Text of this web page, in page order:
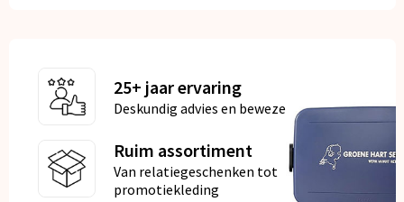
25+ jaar ervaring
Deskundig advies en bewezen kwaliteit
Ruim assortiment
Van relatiegeschenken tot
promotiekleding